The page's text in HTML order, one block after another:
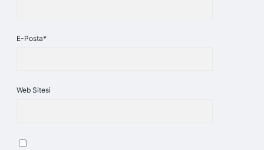
E-Posta*
Web Sitesi